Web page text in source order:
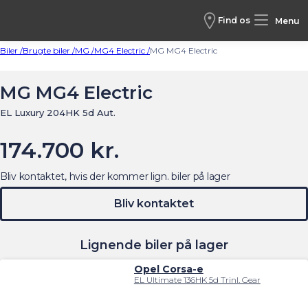
Find os Menu
Biler /Brugte biler /MG /MG4 Electric /MG MG4 Electric
MG MG4 Electric
EL Luxury 204HK 5d Aut.
174.700 kr.
Lignende biler på lager
Opel Corsa-e
EL Ultimate 136HK 5d Trinl. Gear
Bliv kontaktet, hvis der kommer lign. biler på lager
Bliv kontaktet